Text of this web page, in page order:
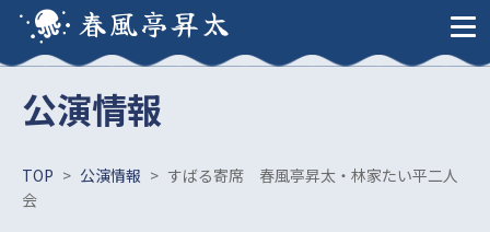
春風亭昇太
公演情報
TOP > 公演情報 > すばる寄席 春風亭昇太・林家たい平二人
会